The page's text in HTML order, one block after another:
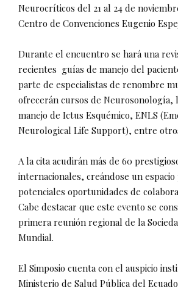
Neurocríticos del 21 al 24 de
Centro de Convenciones Eugenio
Durante el encuentro se hará una
recientes guías de manejo del
parte de especialistas de renombre
ofrecerán cursos de Neurosonología,
manejo de Ictus Esquémico, ENLS
Neurological Life Support), entre
A la cita acudirán más de 60
internacionales, creándose un
potenciales oportunidades de
Cabe destacar que este evento se
primera reunión regional de la
Mundial.
El Simposio cuenta con el auspicio
Ministerio de Salud Pública del